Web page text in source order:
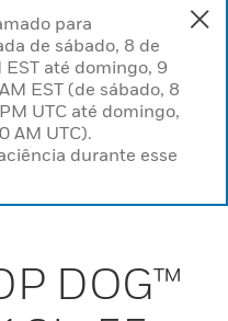
para
de sábado, 8 de
até domingo, 9
EST (de sábado, 8
UTC até domingo,
AM UTC).
durante esse
DOG™